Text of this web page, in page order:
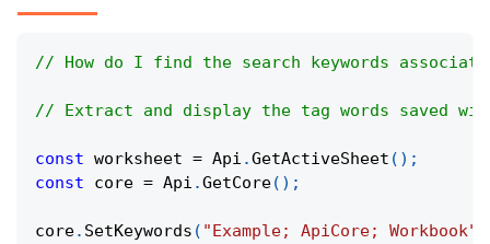
// How do I find the search keywords
// Extract and display the tag words saved
const worksheet = Api .GetActiveSheet ( ) ;
const core = Api .GetCore( ) ;
core. SetKeywords ( "Example; ApiCore; Workbook"